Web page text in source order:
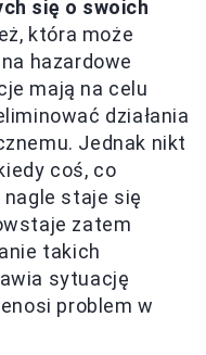
się o swoich
która może
hazardowe
mają na celu
działania
Jednak nikt
coś, co
nagle staje się
zatem
takich
sytuację
problem w